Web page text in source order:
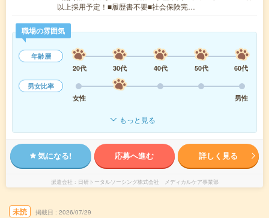
以上採用予定！■履歴書不要■社会保険完…
職場の雰囲気
年齢層
20代
30代 40代 50代
60代
男女比率
女性
男性
もっと見る
気になる! 応募へ進む 詳しく見る
派遣会社 日研トータルソーシング株式会社 メディカルケア事業部
未読 掲載日 2026/07/29